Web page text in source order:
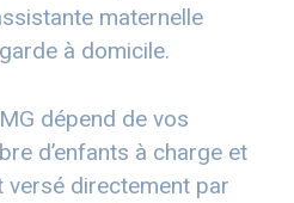
maternelle
à domicile.
dépend de vos
d’enfants à charge et
versé directement par